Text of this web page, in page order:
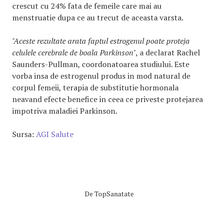
crescut cu 24% fata de femeile care mai au
menstruatie dupa ce au trecut de aceasta varsta.
"Aceste rezultate arata faptul estrogenul poate proteja
celulele cerebrale de boala Parkinson", a declarat Rachel
Saunders-Pullman, coordonatoarea studiului. Este
vorba insa de estrogenul produs in mod natural de
corpul femeii, terapia de substitutie hormonala
neavand efecte benefice in ceea ce priveste protejarea
impotriva maladiei Parkinson.
Sursa: AGI Salute
De TopSanatate